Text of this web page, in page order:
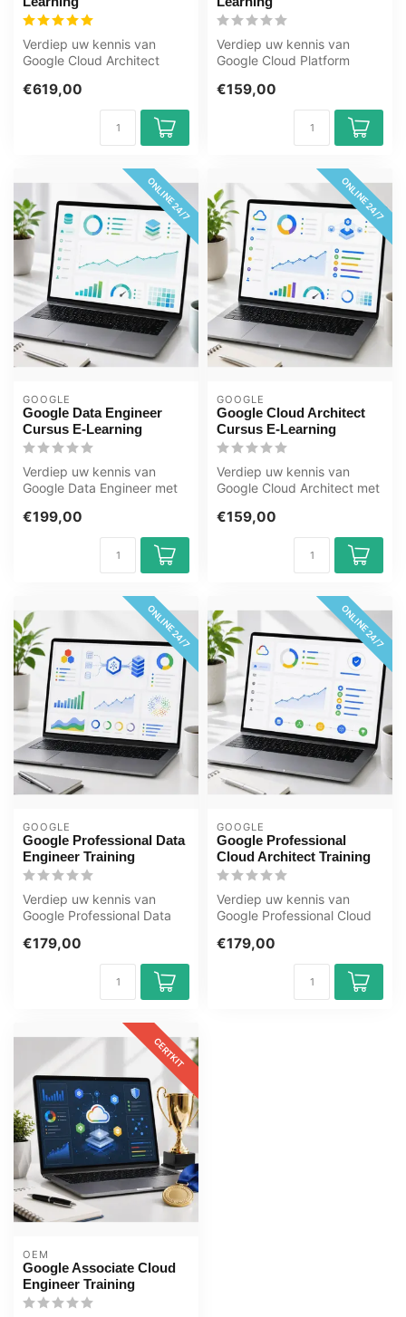
Verdiep uw kennis van
Google Cloud Architect
learning van ...
€619,00
Verdiep uw kennis van
Google Cloud Platform
learning van...
€159,00
ONLINE 24/7
GOOGLE
Google Data Engineer
Cursus E-Learning
Verdiep uw kennis van
Google Data Engineer met
365 dage...
€199,00
ONLINE 24/7
GOOGLE
Google Cloud Architect
Cursus E-Learning
Verdiep uw kennis van
Google Cloud Architect met
365 da...
€159,00
ONLINE 24/7
GOOGLE
Google Professional Data
Engineer Training
Verdiep uw kennis van
Google Professional Data
learning van ...
€179,00
ONLINE 24/7
GOOGLE
Google Professional
Cloud Architect Training
Verdiep uw kennis van
Google Professional Cloud
learning va...
€179,00
CERTKIT
OEM
Google Associate Cloud
Engineer Training